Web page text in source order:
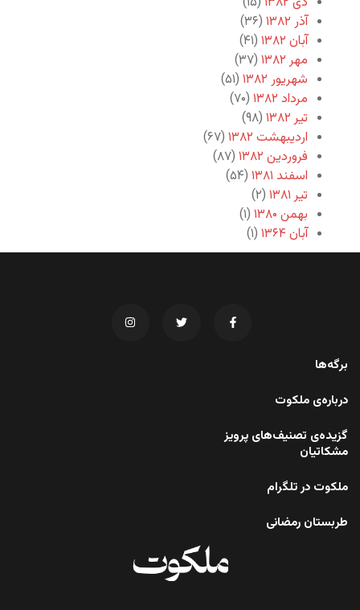
آذر ۱۳۸۲
(۳۶)
آبان ۱۳۸۲
(۴۱)
مهر ۱۳۸۲
(۳۷)
شهریور ۱۳۸۲
(۵۱)
مرداد ۱۳۸۲
(۷۰)
تیر ۱۳۸۲
(۹۸)
اردیبهشت ۱۳۸۲
(۶۷)
فروردین ۱۳۸۲
(۸۷)
اسفند ۱۳۸۱
(۵۴)
تیر ۱۳۸۱
(۲)
بهمن ۱۳۸۰
(۱)
آبان ۱۳۶۴
(۱)
برگه‌ها
درباره‌ی ملکوت
گزیده‌ی تصنیف‌های پرویز
مشکاتیان
ملکوت در تلگرام
طربستان رمضانی